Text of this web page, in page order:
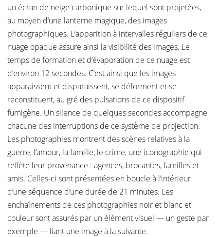
un écran de neige carbonique sur lequel sont projetées,
au moyen d’une lanterne magique, des images
photographiques. L’apparition à intervalles réguliers de ce
nuage opaque assure ainsi la visibilité des images. Le
temps de formation et d’évaporation de ce nuage est
d’environ 12 secondes. C’est ainsi que les images
apparaissent et disparaissent, se déforment et se
reconstituent, au gré des pulsations de ce dispositif
fumigène. Un silence de quelques secondes accompagne
chacune des interruptions de ce système de projection.
Les photographies montrent des scènes relatives à la
guerre, l’amour, la famille, le crime, une iconographie qui
reflète leur provenance : agences, brocantes, familles et
amis. Celles-ci sont présentées en boucle à l’intérieur
d’une séquence d’une durée de 21 minutes. Les
enchaînements de ces photographies noir et blanc et
couleur sont assurés par un élément visuel — un geste par
exemple — liant une image à la suivante.